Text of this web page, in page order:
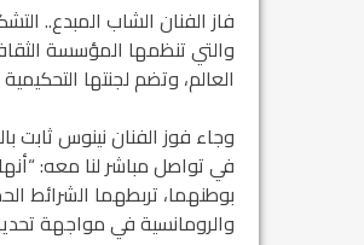
فاز الفنان الشاب المبدع..
والتي تنظمها المؤسسة
العالم، وتضم لجنتها
وجاء فوز الفنان نينوس
في تواصل مباشر لنا معه:
بوطنهما، تربطهما الشرائط
والرومانسية في مواجهة